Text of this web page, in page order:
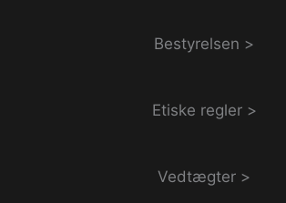
Bestyrelsen >
Etiske regler >
Vedtægter >